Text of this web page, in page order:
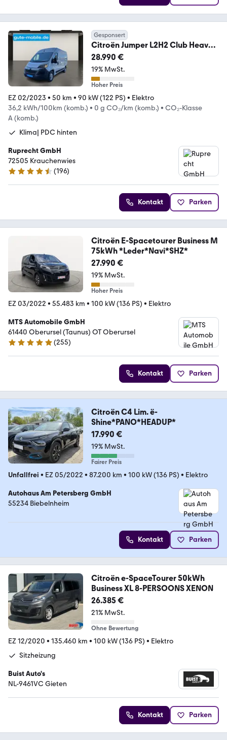
Gesponsert
Citroën Jumper L2H2 Club Heavy
E-Motor|37 kWh| 3 Sitzer
28.990 €
19% MwSt.
Hoher Preis
EZ 02/2023 • 50 km • 90 kW (122 PS) • Elektro
36,2 kWh/100km (komb.) • 0 g CO₂/km (komb.) • CO₂-Klasse
A (komb.)
Klima| PDC hinten
Ruprecht GmbH
72505 Krauchenwies
4.6 Sterne
(196)
Kontakt Parken
Citroën E-Spacetourer Business M
75kWh *Leder*Navi*SHZ*
27.990 €
19% MwSt.
Hoher Preis
EZ 03/2022 • 55.483 km • 100 kW (136 PS) • Elektro
MTS Automobile GmbH
61440 Oberursel (Taunus) OT Oberursel
5 Sterne
(255)
Kontakt Parken
Citroën C4 Lim. ë-
Shine*PANO*HEADUP*
17.990 €
19% MwSt.
Fairer Preis
Unfallfrei • EZ 05/2022 • 87.200 km • 100 kW (136 PS) • Elektro
Autohaus Am Petersberg GmbH
55234 Biebelnheim
Kontakt Parken
Citroën e-SpaceTourer 50kWh
Business XL 8-PERSOONS XENON
26.385 €
21% MwSt.
Ohne Bewertung
EZ 12/2020 • 135.460 km • 100 kW (136 PS) • Elektro
Sitzheizung
Buist Auto's
NL-9461VC Gieten
Kontakt Parken